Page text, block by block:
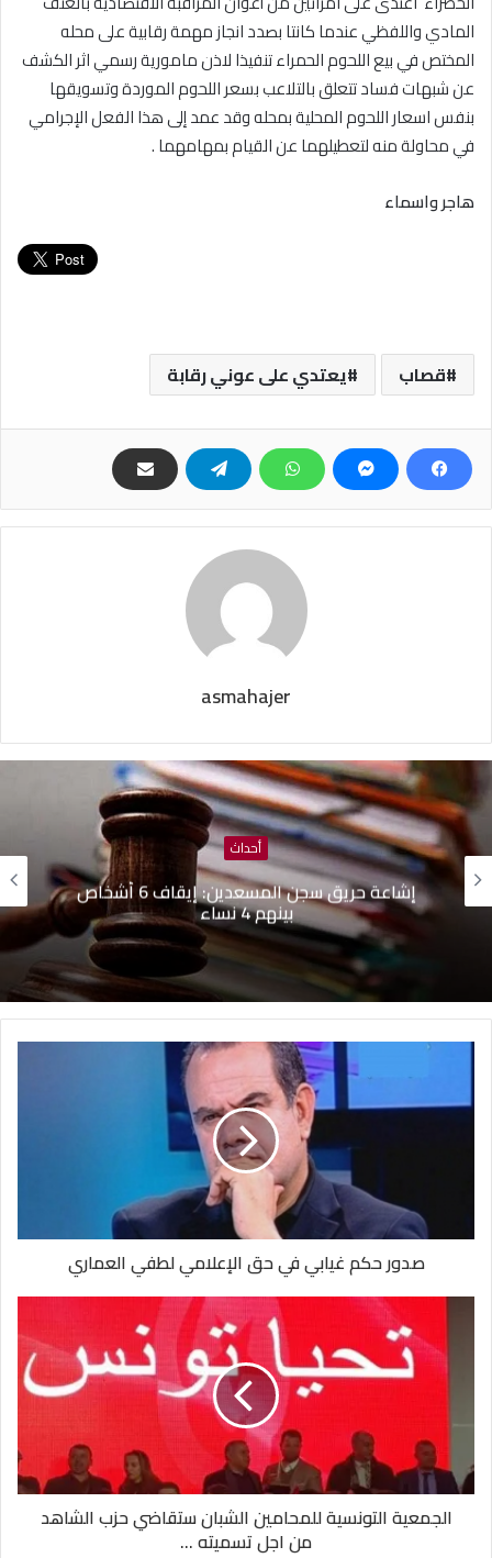
المادي واللفظي عندما كانتا بصدد انجاز مهمة رقابية على محله
المختص في بيع اللحوم الحمراء تنفيذا لاذن مامورية رسمي اثر الكشف
عن شبهات فساد تتعلق بالتلاعب بسعر اللحوم الموردة وتسويقها
بنفس اسعار اللحوم المحلية بمحله وقد عمد إلى هذا الفعل الإجرامي
في محاولة منه لتعطيلهما عن القيام بمهامهما .
هاجرواسماء
قصاب يعتدي على عوني رقابة
asmahajer
أحداث
هيئة السجون تنفي تدهور الحالة الصحية لبعض
المساجين
صدور حكم غيابي في حق الإعلامي لطفي العماري
الجمعية التونسية للمحامين الشبان ستقاضي حزب الشاهد
من اجل تسميته ...